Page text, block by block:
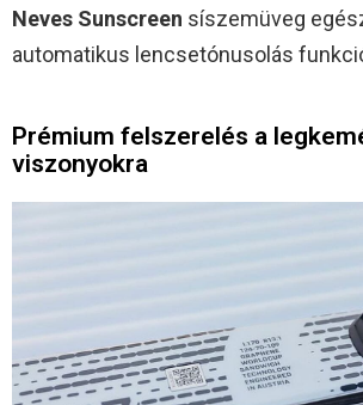
Neves Sunscreen síszemüveg
automatikus lencsetónusolás
Prémium felszerelés a
viszonyokra